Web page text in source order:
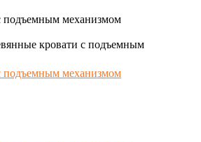
подъемным механизмом
кровати с подъемным
подъемным механизмом